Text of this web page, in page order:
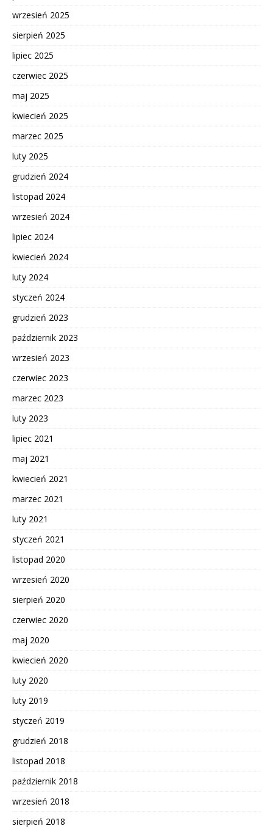
wrzesień 2025
sierpień 2025
lipiec 2025
czerwiec 2025
maj 2025
kwiecień 2025
marzec 2025
luty 2025
grudzień 2024
listopad 2024
wrzesień 2024
lipiec 2024
kwiecień 2024
luty 2024
styczeń 2024
grudzień 2023
październik 2023
wrzesień 2023
czerwiec 2023
marzec 2023
luty 2023
lipiec 2021
maj 2021
kwiecień 2021
marzec 2021
luty 2021
styczeń 2021
listopad 2020
wrzesień 2020
sierpień 2020
czerwiec 2020
maj 2020
kwiecień 2020
luty 2020
luty 2019
styczeń 2019
grudzień 2018
listopad 2018
październik 2018
wrzesień 2018
sierpień 2018